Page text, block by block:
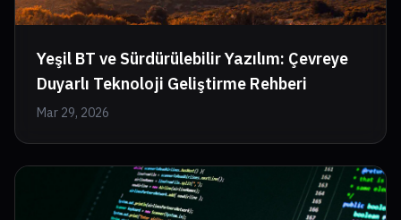
Yeşil BT ve Sürdürülebilir Yazılım: Çevreye
Duyarlı Teknoloji Geliştirme Rehberi
Mar 29, 2026